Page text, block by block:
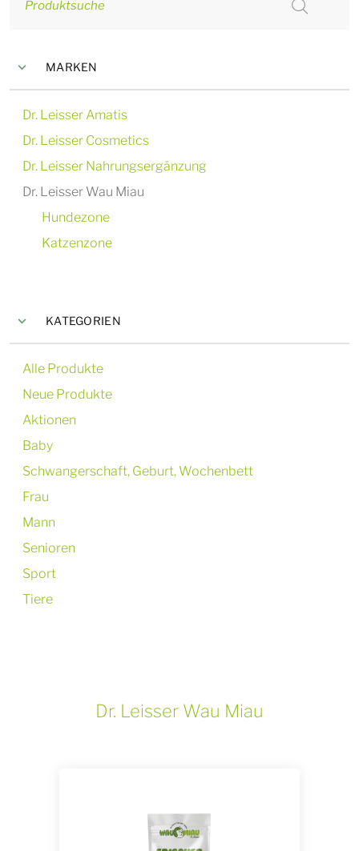
Produktsuche
MARKEN
Dr. Leisser Amatis
Dr. Leisser Cosmetics
Dr. Leisser Nahrungsergänzung
Dr. Leisser Wau Miau
Hundezone
Katzenzone
KATEGORIEN
Alle Produkte
Neue Produkte
Aktionen
Baby
Schwangerschaft, Geburt, Wochenbett
Frau
Mann
Senioren
Sport
Tiere
Dr. Leisser Wau Miau